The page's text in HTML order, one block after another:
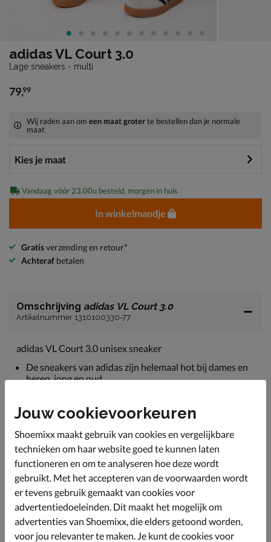
adidas VL Court 3.0
Lage sneakers - multi
€ 79,99
79,99
Wij raden aan om een maat groterte bestellen dan je normale
maat
Vandaag vóór 23.00u besteld, morgen in huis
In winkelmandje
Gratisverzending en retour*
Achteraf betalen
Omschrijving adidas VL Court 3.0
Artikelnummer 1310100330-77
adidas VL Court 3.0 unisex sneaker
De sneakers van adidas zijn helemaal hot bij dames en
heren, jong en oud.
vormt dit comfortabel om de voet. Daarnaast zorgt leer
voor een goede doorademing.
Gevoerd met textiel en voorzien van een gewateerde
hielkap. Hierdoor heb je geen last van schuring of
irritaties om de hiel en ervaar je meer comfort.
Bevat een foam voetbed met textiel bekleding. Het
foam zorgt voor fijne demping tijdens het lopen.
Afgewerkt met een trendy gumsole met goede grip.
Jouw cookievoorkeuren
Shoemixx maakt gebruik van cookies en vergelijkbare
technieken om haar website goed te kunnen laten
functioneren en om te analyseren hoe deze wordt
gebruikt. Met het accepteren van de voorwaarden wordt
er tevens gebruik gemaakt van cookies voor
advertentiedoeleinden. Dit maakt het mogelijk om
advertenties van Shoemixx, die elders getoond worden,
voor jou relevanter te maken. Je kunt de cookies voor